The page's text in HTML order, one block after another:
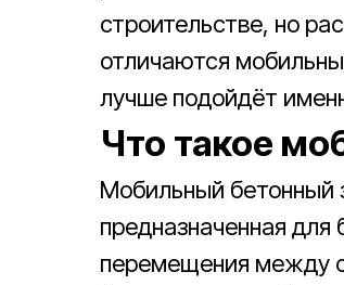
строительстве, но
отличаются
лучше подойдёт
Что такое
Мобильный бетонный
предназначенная
перемещения между